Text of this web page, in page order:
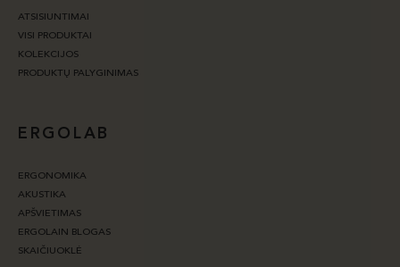
ATSISIUNTIMAI
VISI PRODUKTAI
KOLEKCIJOS
PRODUKTŲ PALYGINIMAS
ERGOLAB
ERGONOMIKA
AKUSTIKA
APŠVIETIMAS
ERGOLAIN BLOGAS
SKAIČIUOKLĖ